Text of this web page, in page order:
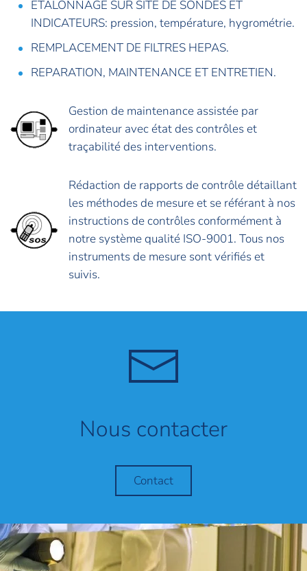
ETALONNAGE SUR SITE DE SONDES ET
INDICATEURS: pression, température, hygrométrie.
REMPLACEMENT DE FILTRES HEPAS.
REPARATION, MAINTENANCE ET ENTRETIEN.
Gestion de maintenance assistée par
ordinateur avec état des contrôles et
traçabilité des interventions.
Rédaction de rapports de contrôle détaillant
les méthodes de mesure et se référant à nos
instructions de contrôles conformément à
notre système qualité ISO-9001. Tous nos
instruments de mesure sont vérifiés et
suivis.
Nous contacter
Contact